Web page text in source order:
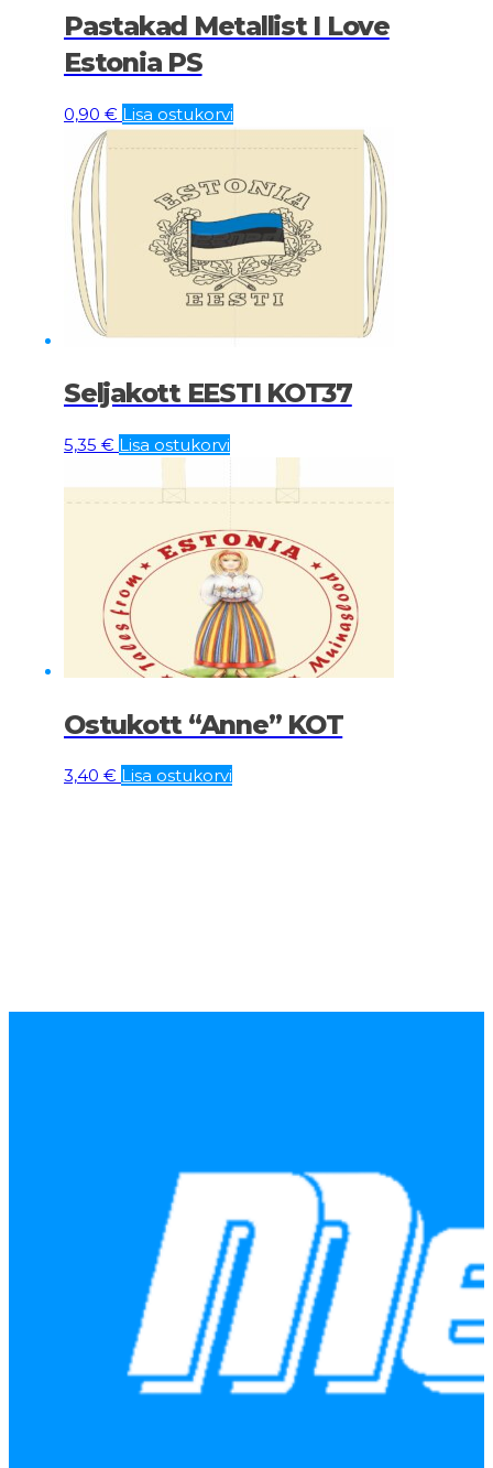
Pastakad Metallist I Love
Estonia PS
0,90 € Lisa ostukorvi
Seljakott EESTI KOT37
5,35 € Lisa ostukorvi
Ostukott “Anne” KOT
3,40 € Lisa ostukorvi